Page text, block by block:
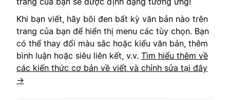
Khi bạn viết, hãy bôi đen bất kỳ văn bản nào trên
trang của bạn để hiển thị menu các tùy chọn. Bạn
có thể thay đổi màu sắc hoặc kiểu văn bản, thêm
bình luận hoặc siêu liên kết, v.v. Tìm hiểu thêm về
các kiến thức cơ bản về viết và chỉnh sửa tại đây
→